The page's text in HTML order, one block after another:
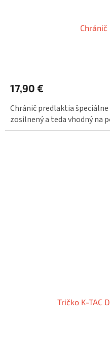
17,90 €
Chránič predlaktia špeciálne
zosilnený a teda vhodný na
Tričko K-TAC